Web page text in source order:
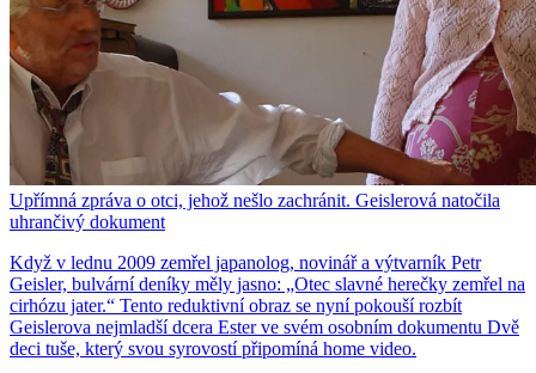
Upřímná zpráva o otci, jehož nešlo zachránit. Geislerová natočila
uhrančivý dokument
Když v lednu 2009 zemřel japanolog, novinář a výtvarník Petr
Geisler, bulvární deníky měly jasno: „Otec slavné herečky zemřel na
cirhózu jater.“ Tento reduktivní obraz se nyní pokouší rozbít
Geislerova nejmladší dcera Ester ve svém osobním dokumentu Dvě
deci tuše, který svou syrovostí připomíná home video.